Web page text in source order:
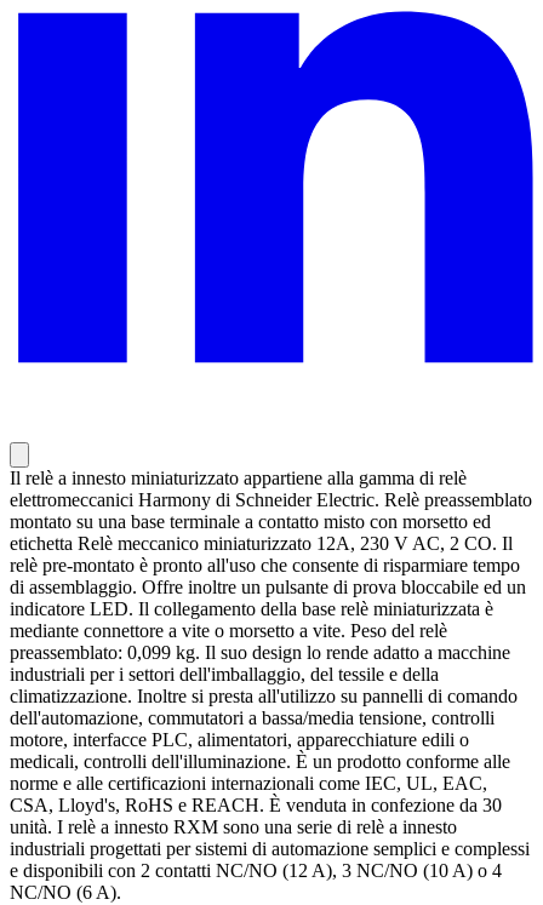
Il relè a innesto miniaturizzato appartiene alla gamma di relè
elettromeccanici Harmony di Schneider Electric. Relè preassemblato
montato su una base terminale a contatto misto con morsetto ed
etichetta Relè meccanico miniaturizzato 12A, 230 V AC, 2 CO. Il
relè pre-montato è pronto all'uso che consente di risparmiare tempo
di assemblaggio. Offre inoltre un pulsante di prova bloccabile ed un
indicatore LED. Il collegamento della base relè miniaturizzata è
mediante connettore a vite o morsetto a vite. Peso del relè
preassemblato: 0,099 kg. Il suo design lo rende adatto a macchine
industriali per i settori dell'imballaggio, del tessile e della
climatizzazione. Inoltre si presta all'utilizzo su pannelli di comando
dell'automazione, commutatori a bassa/media tensione, controlli
motore, interfacce PLC, alimentatori, apparecchiature edili o
medicali, controlli dell'illuminazione. È un prodotto conforme alle
norme e alle certificazioni internazionali come IEC, UL, EAC,
CSA, Lloyd's, RoHS e REACH. È venduta in confezione da 30
unità. I relè a innesto RXM sono una serie di relè a innesto
industriali progettati per sistemi di automazione semplici e complessi
e disponibili con 2 contatti NC/NO (12 A), 3 NC/NO (10 A) o 4
NC/NO (6 A).